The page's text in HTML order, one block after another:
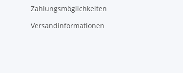
Zahlungsmöglichkeiten
Versandinformationen